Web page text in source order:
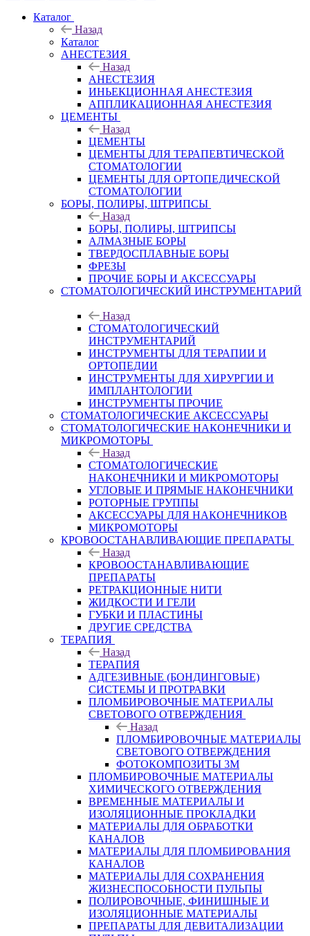
Каталог
Назад
Каталог
АНЕСТЕЗИЯ
Назад
АНЕСТЕЗИЯ
ИНЬЕКЦИОННАЯ АНЕСТЕЗИЯ
АППЛИКАЦИОННАЯ АНЕСТЕЗИЯ
ЦЕМЕНТЫ
Назад
ЦЕМЕНТЫ
ЦЕМЕНТЫ ДЛЯ ТЕРАПЕВТИЧЕСКОЙ
СТОМАТОЛОГИИ
ЦЕМЕНТЫ ДЛЯ ОРТОПЕДИЧЕСКОЙ
СТОМАТОЛОГИИ
БОРЫ, ПОЛИРЫ, ШТРИПСЫ
Назад
БОРЫ, ПОЛИРЫ, ШТРИПСЫ
АЛМАЗНЫЕ БОРЫ
ТВЕРДОСПЛАВНЫЕ БОРЫ
ФРЕЗЫ
ПРОЧИЕ БОРЫ И АКСЕССУАРЫ
СТОМАТОЛОГИЧЕСКИЙ ИНСТРУМЕНТАРИЙ
Назад
СТОМАТОЛОГИЧЕСКИЙ
ИНСТРУМЕНТАРИЙ
ИНСТРУМЕНТЫ ДЛЯ ТЕРАПИИ И
ОРТОПЕДИИ
ИНСТРУМЕНТЫ ДЛЯ ХИРУРГИИ И
ИМПЛАНТОЛОГИИ
ИНСТРУМЕНТЫ ПРОЧИЕ
СТОМАТОЛОГИЧЕСКИЕ АКСЕССУАРЫ
СТОМАТОЛОГИЧЕСКИЕ НАКОНЕЧНИКИ И
МИКРОМОТОРЫ
Назад
СТОМАТОЛОГИЧЕСКИЕ
НАКОНЕЧНИКИ И МИКРОМОТОРЫ
УГЛОВЫЕ И ПРЯМЫЕ НАКОНЕЧНИКИ
РОТОРНЫЕ ГРУППЫ
АКСЕССУАРЫ ДЛЯ НАКОНЕЧНИКОВ
МИКРОМОТОРЫ
КРОВООСТАНАВЛИВАЮЩИЕ ПРЕПАРАТЫ
Назад
КРОВООСТАНАВЛИВАЮЩИЕ
ПРЕПАРАТЫ
РЕТРАКЦИОННЫЕ НИТИ
ЖИДКОСТИ И ГЕЛИ
ГУБКИ И ПЛАСТИНЫ
ДРУГИЕ СРЕДСТВА
ТЕРАПИЯ
Назад
ТЕРАПИЯ
АДГЕЗИВНЫЕ (БОНДИНГОВЫЕ)
СИСТЕМЫ И ПРОТРАВКИ
ПЛОМБИРОВОЧНЫЕ МАТЕРИАЛЫ
СВЕТОВОГО ОТВЕРЖДЕНИЯ
Назад
ПЛОМБИРОВОЧНЫЕ МАТЕРИАЛЫ
СВЕТОВОГО ОТВЕРЖДЕНИЯ
ФОТОКОМПОЗИТЫ 3М
ПЛОМБИРОВОЧНЫЕ МАТЕРИАЛЫ
ХИМИЧЕСКОГО ОТВЕРЖДЕНИЯ
ВРЕМЕННЫЕ МАТЕРИАЛЫ И
ИЗОЛЯЦИОННЫЕ ПРОКЛАДКИ
МАТЕРИАЛЫ ДЛЯ ОБРАБОТКИ
КАНАЛОВ
МАТЕРИАЛЫ ДЛЯ ПЛОМБИРОВАНИЯ
КАНАЛОВ
МАТЕРИАЛЫ ДЛЯ СОХРАНЕНИЯ
ЖИЗНЕСПОСОБНОСТИ ПУЛЬПЫ
ПОЛИРОВОЧНЫЕ, ФИНИШНЫЕ И
ИЗОЛЯЦИОННЫЕ МАТЕРИАЛЫ
ПРЕПАРАТЫ ДЛЯ ДЕВИТАЛИЗАЦИИ